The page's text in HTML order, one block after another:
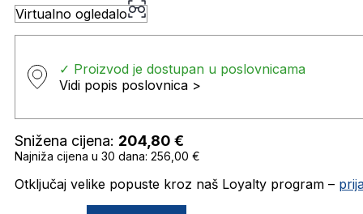
Virtualno ogledalo
✓ Proizvod je dostupan u poslovnicama
Vidi popis poslovnica >
Snižena cijena: 204,80 €
Najniža cijena u 30 dana: 256,00 €
Otključaj velike popuste kroz naš Loyalty program –